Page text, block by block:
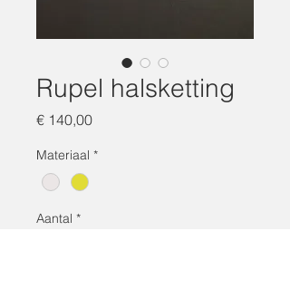
Rupel halsketting
€ 140,00Prijs
Materiaal *
Aantal *